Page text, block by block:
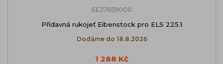
EE37659000
Přídavná rukojeť Eibenstock pro ELS 225.1
Dodáme do 18.8.2026
1 288 Kč